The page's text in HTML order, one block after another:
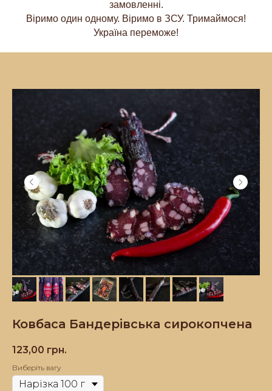
замовленні.
Віримо один одному. Віримо в ЗСУ. Тримаймося!
Україна переможе!
Ковбаса Бандерівська сирокопчена
123,00 грн.
Виберіть вагу